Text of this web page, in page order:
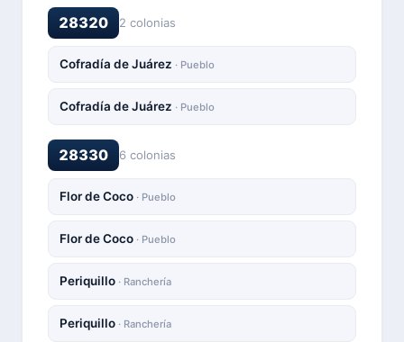
28320 2 colonias
Cofradía de Juárez · Pueblo
Cofradía de Juárez · Pueblo
28330 6 colonias
Flor de Coco · Pueblo
Flor de Coco · Pueblo
Periquillo · Ranchería
Periquillo · Ranchería